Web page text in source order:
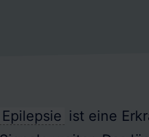
Epilepsie ist eine